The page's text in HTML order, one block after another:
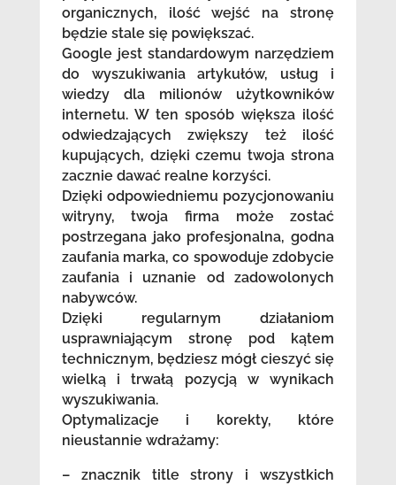
organicznych, ilość wejść na stronę
będzie stale się powiększać.
Google jest standardowym narzędziem
do wyszukiwania artykułów, usług i
wiedzy dla milionów użytkowników
internetu. W ten sposób większa ilość
odwiedzających zwiększy też ilość
kupujących, dzięki czemu twoja strona
zacznie dawać realne korzyści.
Dzięki odpowiedniemu pozycjonowaniu
witryny, twoja firma może zostać
postrzegana jako profesjonalna, godna
zaufania marka, co spowoduje zdobycie
zaufania i uznanie od zadowolonych
nabywców.
Dzięki regularnym działaniom
usprawniającym stronę pod kątem
technicznym, będziesz mógł cieszyć się
wielką i trwałą pozycją w wynikach
wyszukiwania.
Optymalizacje i korekty, które
nieustannie wdrażamy:
– znacznik title strony i wszystkich